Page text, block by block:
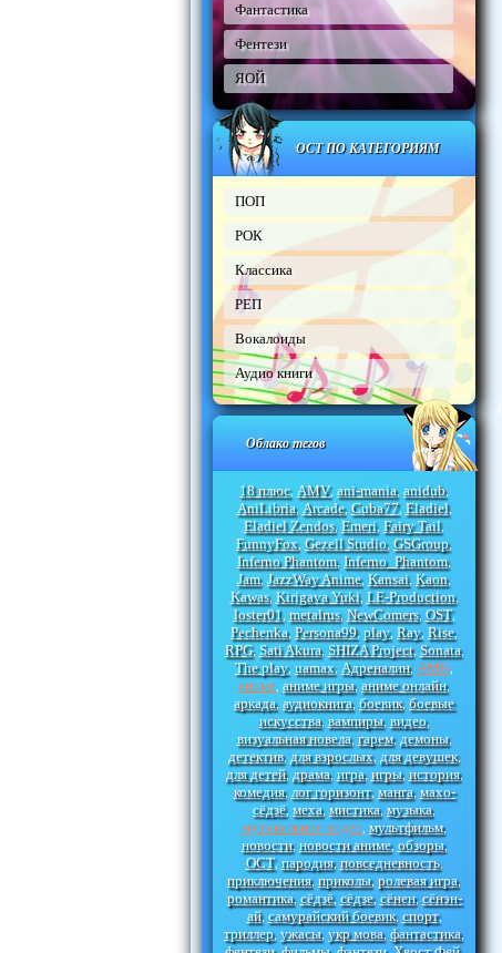
Фантастика
Фентези
ЯОЙ
ОСТ ПО КАТЕГОРИЯМ
ПОП
РОК
Классика
РЕП
Вокалоиды
Аудио книги
Облако тегов
18 плюс, AMV, ani-mania, anidub,
AniLibria, Arcade, Cuba77, Eladiel,
Eladiel Zendos, Emeri, Fairy Tail,
FunnyFox, Gezell Studio, GSGroup,
Inferno Phantom, Inferno_Phantom,
Jam, JazzWay Anime, Kansai, Kaon,
Kawas, Kirigava Yuki, LE-Production,
loster01, metalrus, NewComers, OST,
Pechenka, Persona99, play, Ray, Rise,
RPG, Sati Akura, SHIZA Project, Sonata,
The play, uamax, Адреналин, АМВ
аниме аниме игры, аниме онлайн,
аркада, аудиокнига, боевик, боевые
искусства, вампиры, видео,
визуальная новела, гарем, демоны,
детектив, для взрослых, для девушек,
для детей, драма, игра, игры, история,
комедия, лог горизонт, манга, махо-
сёдзё, меха, мистика, музыка,
музыкальное видео мультфильм,
новости, новости аниме, обзоры,
ОСТ, пародия, повседневность,
приключения, приколы, ролевая игра,
романтика, сёдзё, сёдзе, сёнен, сёнэн-
ай, самурайский боевик, спорт,
триллер, ужасы, укр мова, фантастика,